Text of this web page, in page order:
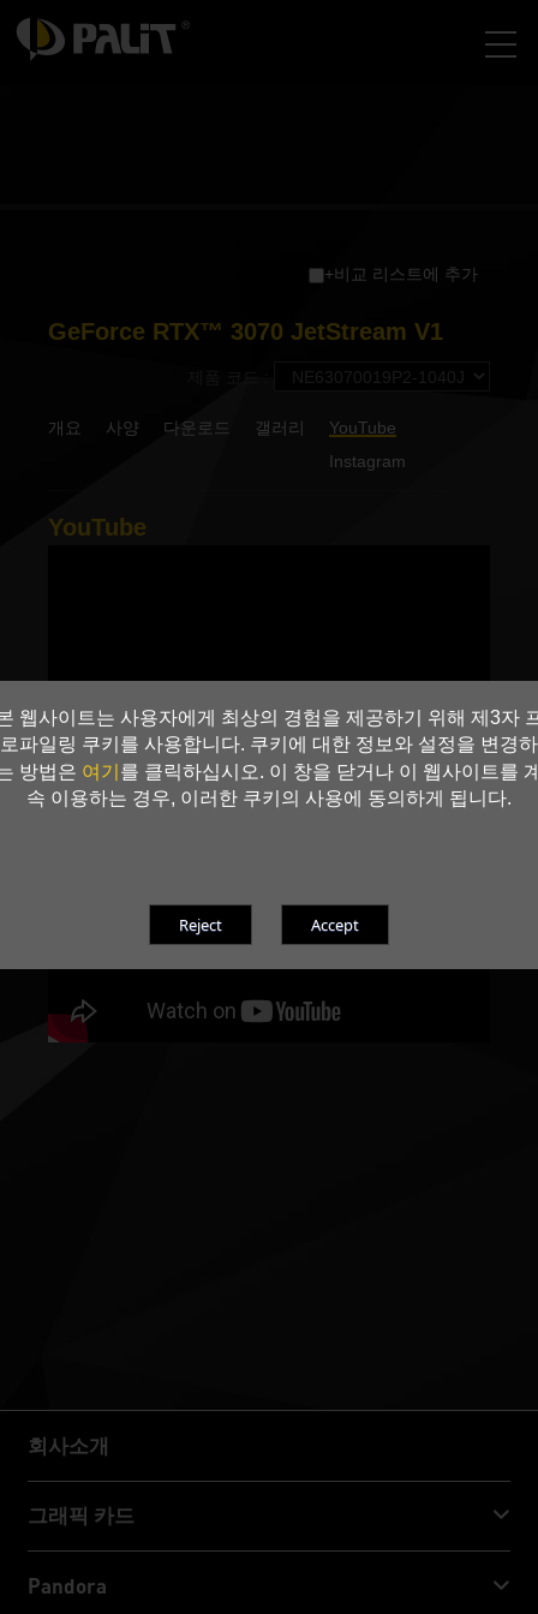
웹사이트는 사용자에게 최상의 경험을 제공하기 위해 제3자
로파일링 쿠키를 사용합니다. 쿠키에 대한 정보와 설정을 변경하
방법은 여기를 클릭하십시오. 이 창을 닫거나 이 웹사이트를
속 이용하는 경우, 이러한 쿠키의 사용에 동의하게 됩니다.
+비교 리스트에 추가
GeForce RTX™ 3070 JetStream V1
개요 사양 다운로드 갤러리
YouTube
Instagram
YouTube
회사소개
회사소개
그래픽 카드
Pandora